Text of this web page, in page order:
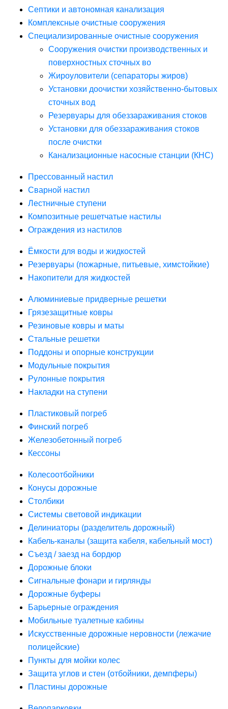
Септики и автономная канализация
Комплексные очистные сооружения
Специализированные очистные сооружения
Сооружения очистки производственных и
поверхностных сточных во
Жироуловители (сепараторы жиров)
Установки доочистки хозяйственно-бытовых
сточных вод
Резервуары для обеззараживания стоков
Установки для обеззараживания стоков
после очистки
Канализационные насосные станции (КНС)
Прессованный настил
Сварной настил
Лестничные ступени
Композитные решетчатые настилы
Ограждения из настилов
Ёмкости для воды и жидкостей
Резервуары (пожарные, питьевые, химстойкие)
Накопители для жидкостей
Алюминиевые придверные решетки
Грязезащитные ковры
Резиновые ковры и маты
Стальные решетки
Поддоны и опорные конструкции
Модульные покрытия
Рулонные покрытия
Накладки на ступени
Пластиковый погреб
Финский погреб
Железобетонный погреб
Кессоны
Колесоотбойники
Конусы дорожные
Столбики
Системы световой индикации
Делиниаторы (разделитель дорожный)
Кабель-каналы (защита кабеля, кабельный мост)
Съезд / заезд на бордюр
Дорожные блоки
Сигнальные фонари и гирлянды
Дорожные буферы
Барьерные ограждения
Мобильные туалетные кабины
Искусственные дорожные неровности (лежачие
полицейские)
Пункты для мойки колес
Защита углов и стен (отбойники, демпферы)
Пластины дорожные